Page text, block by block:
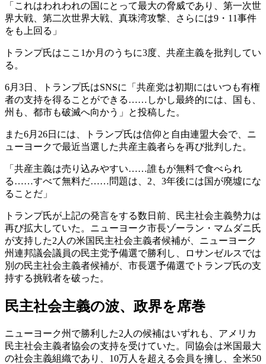
「これはわれわれの国にとって最大の脅威であり、第一次世
界大戦、第二次世界大戦、真珠湾攻撃、さらには9・11事件
をも上回る」
トランプ氏はここ1か月のうちに3度、共産主義を批判してい
る。
6月3日、トランプ氏はSNSに「共産党は初期にはいつも有権
者の支持を得ることができる……しかし最終的には、国も、
州も、都市も破滅へ向かう」と投稿した。
また6月26日には、トランプ氏は信仰と自由連盟大会で、ニ
ューヨークで最近当選した共産主義者らを再び批判した。
「共産主義は売り込みやすい……誰もが無料で食べられ
る……すべて無料だ……問題は、2、3年後には国が廃墟にな
ることだ」
トランプ氏が上記の発言をする数日前、民主社会主義勢力は
再び拡大していた。ニューヨーク市長ゾーラン・マムダニ氏
が支持した2人の米国民主社会主義者候補が、ニューヨーク
州連邦議会議員の民主党予備選で勝利し、ロサンゼルスでは
別の民主社会主義者候補が、市長選予備選でトランプ氏の支
持する挑戦者を破った。
民主社会主義の波、政界を席巻
ニューヨーク州で勝利した2人の候補はいずれも、アメリカ
民主社会主義者協会の支持を受けていた。同協会は米国最大
の社会主義組織であり、10万人を超える会員を擁し、全米50